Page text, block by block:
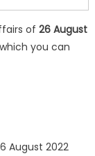
of 26 August
you can
August 2022